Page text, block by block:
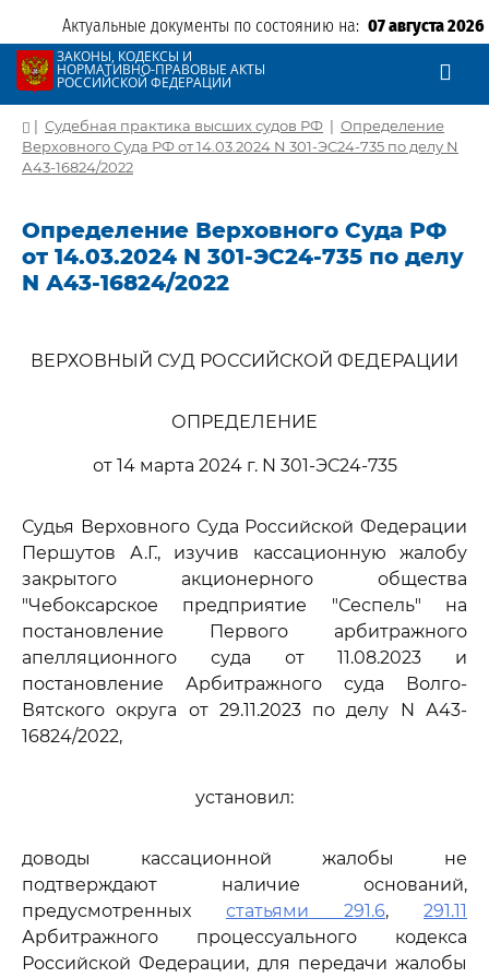
Актуальные документы по состоянию на: 07 августа 2026
ЗАКОНЫ, КОДЕКСЫ И
НОРМАТИВНО-ПРАВОВЫЕ АКТЫ
РОССИЙСКОЙ ФЕДЕРАЦИИ
| Судебная практика высших судов РФ | Определение
Верховного Суда РФ от 14.03.2024 N 301-ЭС24-735 по делу N
А43-16824/2022
Определение Верховного Суда РФ
от 14.03.2024 N 301-ЭС24-735 по делу
N А43-16824/2022
ВЕРХОВНЫЙ СУД РОССИЙСКОЙ ФЕДЕРАЦИИ
ОПРЕДЕЛЕНИЕ
от 14 марта 2024 г. N 301-ЭС24-735
Судья Верховного Суда Российской Федерации
Першутов А.Г., изучив кассационную жалобу
закрытого акционерного общества
"Чебоксарское предприятие "Сеспель" на
постановление Первого арбитражного
апелляционного суда от 11.08.2023 и
постановление Арбитражного суда Волго-
Вятского округа от 29.11.2023 по делу N А43-
16824/2022,
установил:
доводы кассационной жалобы не
подтверждают наличие оснований,
предусмотренных статьями 291.6, 291.11
Арбитражного процессуального кодекса
Российской Федерации, для передачи жалобы